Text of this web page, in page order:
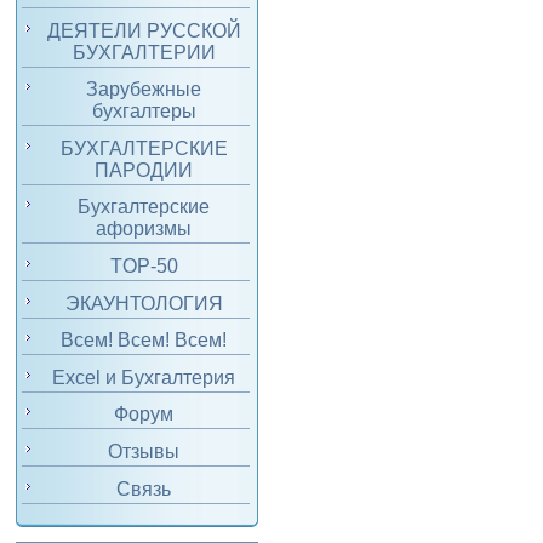
ДЕЯТЕЛИ РУССКОЙ
БУХГАЛТЕРИИ
Зарубежные
бухгалтеры
БУХГАЛТЕРСКИЕ
ПАРОДИИ
Бухгалтерские
афоризмы
TOP-50
ЭКАУНТОЛОГИЯ
Всем! Всем! Всем!
Excel и Бухгалтерия
Форум
Отзывы
Связь